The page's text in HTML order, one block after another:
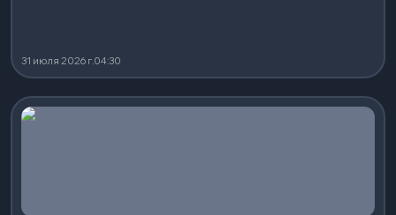
31 июля 2026 г.04:30